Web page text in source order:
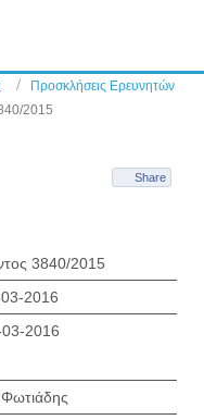
Προσκλήσεις Ερευνητών
2015
Share
3840/2015
2016
2016
Φωτιάδης